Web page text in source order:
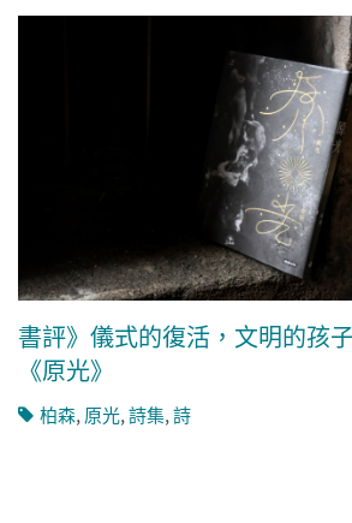
書評》儀式的復活，文明的孩
《原光》
柏森, 原光,詩集,詩